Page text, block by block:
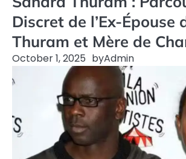
Discret de l’Ex-Épouse
Thuram et Mère de
October 1, 2025 byAdmin